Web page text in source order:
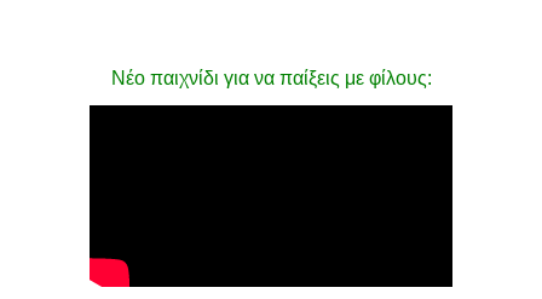
Νέο παιχνίδι για να παίξεις με φίλους: